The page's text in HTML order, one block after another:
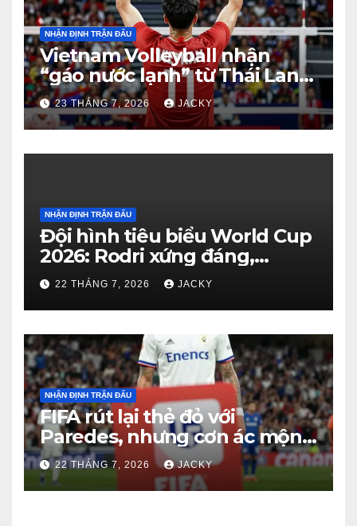
NHẬN ĐỊNH TRẬN ĐẤU
Vietnam Volleyball nhận
“gáo nước lạnh” từ Thái Lan:
Từ dẫn 2-0 đến thua ngược 2-
3 đầy tiếc nuối
23 THÁNG 7, 2026 JACKY
NHẬN ĐỊNH TRẬN ĐẤU
Đội hình tiêu biểu World Cup
2026: Rodri xứng đáng,
Haaland viết cổ tích, Vozinha
gây bất ngờ
22 THÁNG 7, 2026 JACKY
NHẬN ĐỊNH TRẬN ĐẤU
FIFA rút lại thẻ đỏ với
Paredes, nhưng cơn ác mộng
kỷ luật của Argentina vẫn
chưa kết thúc
22 THÁNG 7, 2026 JACKY